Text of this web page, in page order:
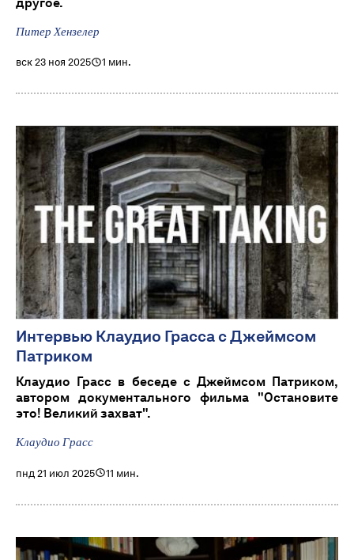
Питер Хензелер
вск 23 ноя 2025 1 мин.
Интервью Клаудио Грасса с Джеймсом
Патриком
Клаудио Грасс в беседе с Джеймсом Патриком,
автором документального фильма "Остановите
это! Великий захват".
Клаудио Грасс
пнд 21 июл 2025 11 мин.